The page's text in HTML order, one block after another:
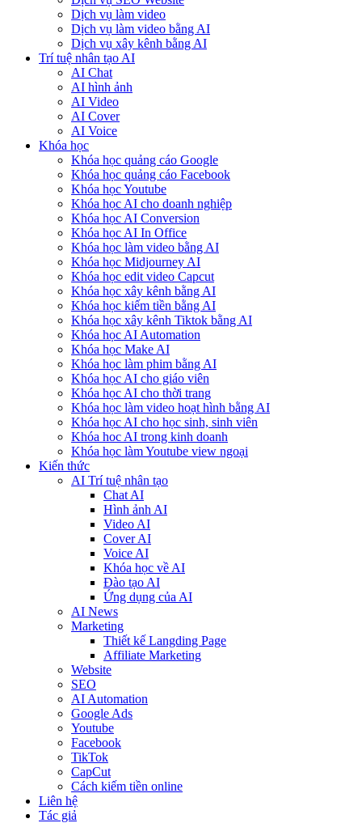
Dịch vụ làm video
Dịch vụ làm video bằng AI
Dịch vụ xây kênh bằng AI
Trí tuệ nhân tạo AI
AI Chat
AI hình ảnh
AI Video
AI Cover
AI Voice
Khóa học
Khóa học quảng cáo Google
Khóa học quảng cáo Facebook
Khóa học Youtube
Khóa học AI cho doanh nghiệp
Khóa học AI Conversion
Khóa học AI In Office
Khóa học làm video bằng AI
Khóa học Midjourney AI
Khóa học edit video Capcut
Khóa học xây kênh bằng AI
Khóa học kiếm tiền bằng AI
Khóa học xây kênh Tiktok bằng AI
Khóa học AI Automation
Khóa học Make AI
Khóa học làm phim bằng AI
Khóa học AI cho giáo viên
Khóa học AI cho thời trang
Khóa học làm video hoạt hình bằng AI
Khóa học AI cho học sinh, sinh viên
Khóa hoc AI trong kinh doanh
Khóa học làm Youtube view ngoại
Kiến thức
AI Trí tuệ nhân tạo
Chat AI
Hình ảnh AI
Video AI
Cover AI
Voice AI
Khóa học về AI
Đào tạo AI
Ứng dụng của AI
AI News
Marketing
Thiết kế Langding Page
Affiliate Marketing
Website
SEO
AI Automation
Google Ads
Youtube
Facebook
TikTok
CapCut
Cách kiếm tiền online
Liên hệ
Tác giả